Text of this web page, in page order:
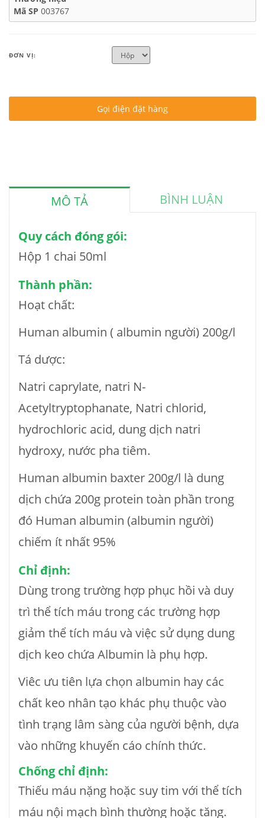
Mã SP 003767
ĐƠN VỊ:
Gọi điện đặt hàng
MÔ TẢ BÌNH LUẬN
Quy cách đóng gói:
Hộp 1 chai 50ml
Thành phần:
Hoạt chất:
Human albumin ( albumin người) 200g/l
Tá dược:
Natri caprylate, natri N-
Acetyltryptophanate, Natri chlorid,
hydrochloric acid, dung dịch natri
hydroxy, nước pha tiêm.
Human albumin baxter 200g/l là dung
dịch chứa 200g protein toàn phần trong
đó Human albumin (albumin người)
chiếm ít nhất 95%
Chỉ định:
Dùng trong trường hợp phục hồi và duy
trì thể tích máu trong các trường hợp
giảm thể tích máu và việc sử dụng dung
dịch keo chứa Albumin là phụ hợp.
Viêc ưu tiên lựa chọn albumin hay các
chất keo nhân tạo khác phụ thuộc vào
tình trạng lâm sàng của người bệnh, dựa
vào những khuyến cáo chính thức.
Chống chỉ định:
Thiếu máu nặng hoặc suy tim với thể tích
máu nội mạch bình thường hoặc tăng.